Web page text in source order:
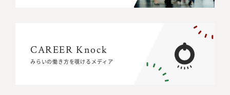
CAREER Knock
みらいの働き方を覗けるメディア
CAREER Knock
みらいの働き方を覗けるメディア